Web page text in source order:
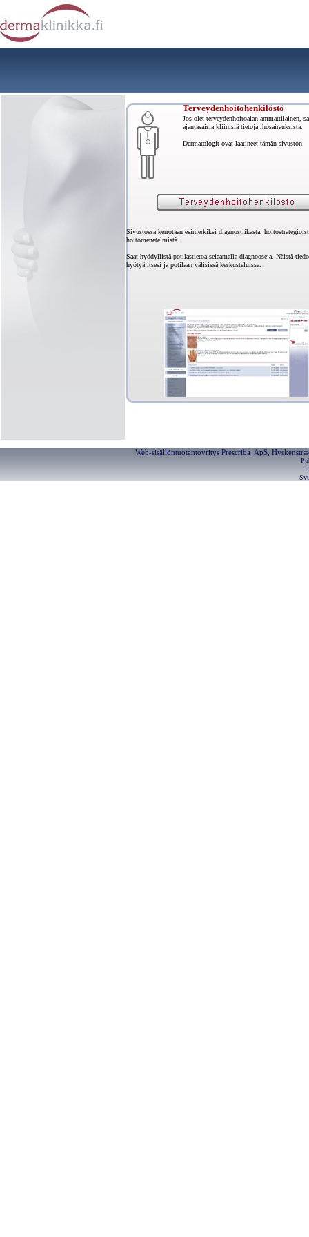
Terveydenhoitohenkilöstö
Jos olet terveydenhoitoalan ammattilainen,
ajantasaisia kliinisiä tietoja ihosairauksista.
Dermatologit ovat laatineet tämän sivuston.
Sivustossa kerrotaan esimerkiksi diagnostiikasta,
hoitomenetelmistä.
Saat hyödyllistä potilastietoa selaamalla diagnooseja. Näistä
hyötyä itsesi ja potilaan välisissä keskusteluissa.
Web-sisällöntuotantoyritys Prescriba ApS,